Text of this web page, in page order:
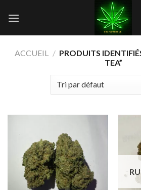
ACCUEIL / PRODUITS
TEA”